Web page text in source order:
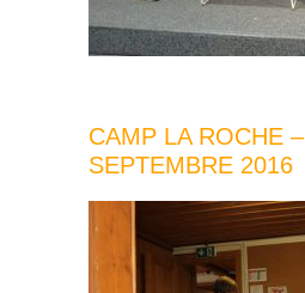
CAMP LA ROCHE –
SEPTEMBRE 2016